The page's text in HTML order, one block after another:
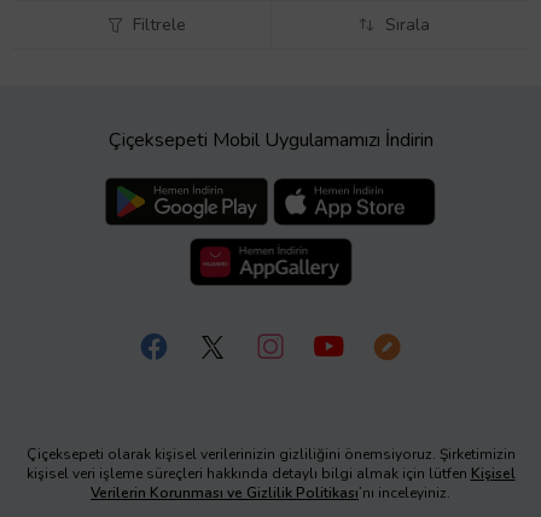
Filtrele Sırala
Çiçeksepeti Mobil Uygulamamızı İndirin
Çiçeksepeti olarak kişisel verilerinizin gizliliğini önemsiyoruz. Şirketimizin
kişisel veri işleme süreçleri hakkında detaylı bilgi almak için lütfen Kişisel
Verilerin Korunması ve Gizlilik Politikası’nı inceleyiniz.